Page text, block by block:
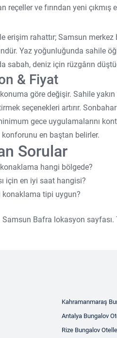
reçeller ve fırından yeni
erişim rahattır; Samsun merkez
Yaz yoğunluğunda sahile
sabah, deniz için rüzgârın
& Fiyat
göre değişir. Sahile
seçenekleri artırır.
gece uygulamalarını
en baştan belirler.
Sorular
hangi bölgede?
için en iyi saat hangisi?
konaklama tipi uygun?
Bafra lokasyon sayfası.
Kahramanmaraş
Antalya Bungalov
Rize Bungalov